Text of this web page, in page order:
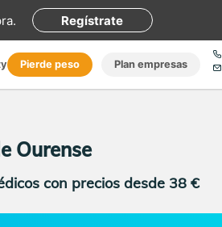
. Regístrate
Pierde peso Plan empresas
Ourense
con precios desde 38 €